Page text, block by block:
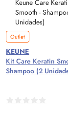
Outlet
KEUNE
Kit Care Keratin
Shampoo (2